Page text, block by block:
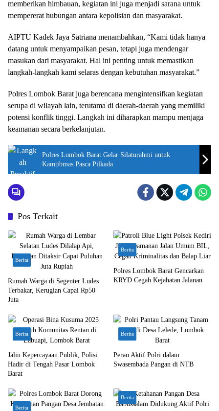
memberikan himbauan, kegiatan ini juga menjadi sarana untuk
mempererat hubungan antara kepolisian dan masyarakat.
AIPTU Kadek Jaya Satriana menambahkan, “Kami tidak hanya
datang untuk menyampaikan pesan, tetapi juga mendengar
masukan dari masyarakat. Hal ini penting untuk memastikan
langkah-langkah kami selaras dengan kebutuhan masyarakat.”
Polres Lombok Barat juga berencana mengintensifkan kegiatan
serupa di wilayah lain, terutama di daerah-daerah yang memiliki
potensi konflik tinggi. Langkah ini diharapkan mampu menjaga
keamanan secara berkelanjutan.
Polres Lombok Barat Gelar Silaturahmi untuk
Kamtibmas Pasca Pilkada
Pos Terkait
Berita
Rumah Warga di Segenter Ludes
Terbakar, Kerugian Capai Rp50
Juta
Berita
Polres Lombok Barat Gencarkan
KRYD Cegah Kejahatan Jalanan
Berita
Jalin Kepercayaan Publik, Polisi
Hadir di Tengah Pasar Lombok
Barat
Berita
Peran Aktif Polri dalam
Swasembada Pangan di NTB
Berita
Berita